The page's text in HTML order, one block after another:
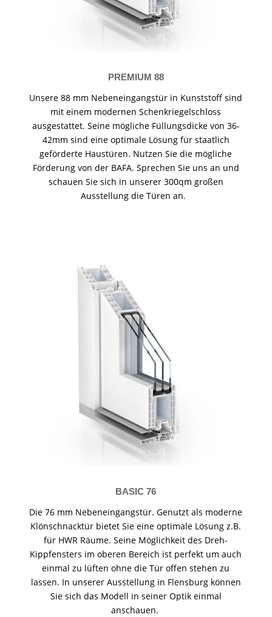
PREMIUM 88
Unsere 88 mm Nebeneingangstür in Kunststoff sind
mit einem modernen Schenkriegelschloss
ausgestattet. Seine mögliche Füllungsdicke von 36-
42mm sind eine optimale Lösung für staatlich
geförderte Haustüren. Nutzen Sie die mögliche
Förderung von der BAFA. Sprechen Sie uns an und
schauen Sie sich in unserer 300qm großen
Ausstellung die Türen an.
BASIC 76
Die 76 mm Nebeneingangstür. Genutzt als moderne
Klönschnacktür bietet Sie eine optimale Lösung z.B.
für HWR Räume. Seine Möglichkeit des Dreh-
Kippfensters im oberen Bereich ist perfekt um auch
einmal zu lüften ohne die Tür offen stehen zu
lassen. In unserer Ausstellung in Flensburg können
Sie sich das Modell in seiner Optik einmal
anschauen.